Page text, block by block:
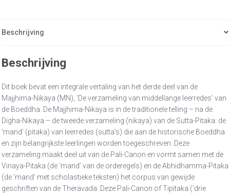
Beschrijving
Beschrijving
Dit boek bevat een integrale vertaling van het derde deel van de
Majjhima-Nikaya (MN), ‘De verzameling van middellange leerredes’ van
de Boeddha. De Majjhima-Nikaya is in de traditionele telling – na de
Digha-Nikaya – de tweede verzameling (nikaya) van de Sutta-Pitaka: de
‘mand’ (pitaka) van leerredes (sutta’s) die aan de historische Boeddha
en zijn belangrijkste leerlingen worden toegeschreven. Deze
verzameling maakt deel uit van de Pali-Canon en vormt samen met de
Vinaya-Pitaka (de ‘mand’ van de orderegels) en de Abhidhamma-Pitaka
(de ‘mand’ met scholastieke teksten) het corpus van gewijde
geschriften van de Theravada. Deze Pali-Canon of Tipitaka (‘drie